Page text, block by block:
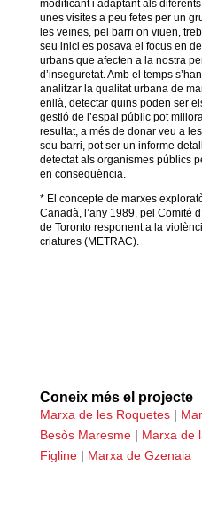
modificant i adaptant als
unes visites a peu fetes per un
les veïnes, pel barri on viuen,
seu inici es posava el focus en
urbans que afecten a la nostra
d’inseguretat. Amb el temps
analitzar la qualitat urbana de
enllà, detectar quins poden ser
gestió de l’espai públic pot
resultat, a més de donar veu a
seu barri, pot ser un informe
detectat als organismes públics
en conseqüència.
* El concepte de marxes
Canadà, l’any 1989, pel Comité
de Toronto responent a la
criatures (METRAC).
Coneix més el projecte
Marxa de les Roquetes|
Besòs Maresme| Marxa de
Figline| Marxa de Gzenaia